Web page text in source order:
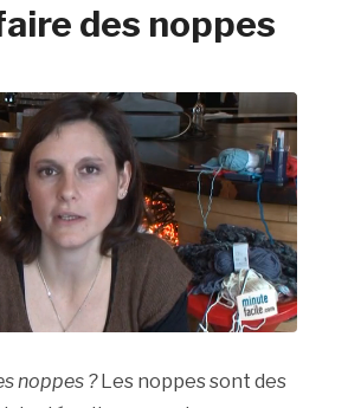
des noppes
noppes ?Les noppes sont des